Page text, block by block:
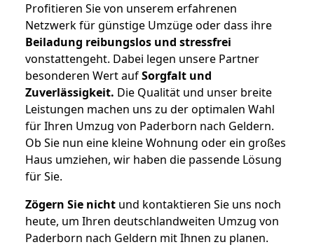
Profitieren Sie von unserem erfahrenen
Netzwerk für günstige Umzüge oder dass ihre
Beiladung reibungslos und stressfrei
vonstattengeht. Dabei legen unsere Partner
besonderen Wert aufSorgfalt und
Zuverlässigkeit. Die Qualität und unser breite
Leistungen machen uns zu der optimalen Wahl
für Ihren Umzug von Paderborn nach Geldern.
Ob Sie nun eine kleine Wohnung oder ein großes
Haus umziehen, wir haben die passende Lösung
für Sie.
Zögern Sie nicht und kontaktieren Sie uns noch
heute, um Ihren deutschlandweiten Umzug von
Paderborn nach Geldern mit Ihnen zu planen.